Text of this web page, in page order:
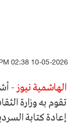
10-05-2026 02:38 PM
الهاشمية نيوز -
تقوم به وزارة
إعادة كتابة